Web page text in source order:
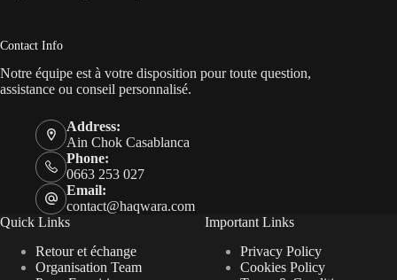
Contact Info
Notre équipe est à votre disposition pour toute question,
assistance ou conseil personnalisé.
Address:
Ain Chok Casablanca
Phone:
0663 253 027
Email:
contact@haqwara.com
Quick Links
Retour et échange
Organisation Team
Important Links
Privacy Policy
Cookies Policy